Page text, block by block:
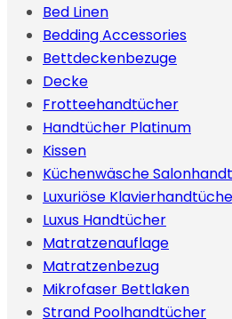
Bed Linen
Bedding Accessories
Bettdeckenbezuge
Decke
Frotteehandtücher
Handtücher Platinum
Kissen
Küchenwäsche
Luxuriöse
Luxus Handtücher
Matratzenauflage
Matratzenbezug
Mikrofaser Bettlaken
Strand Poolhandtücher